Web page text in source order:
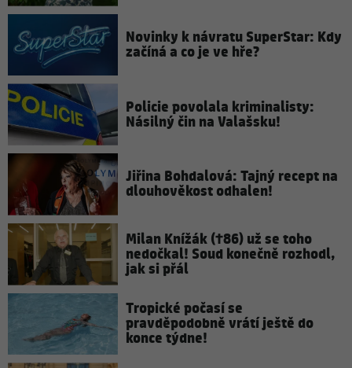
Novinky k návratu SuperStar: Kdy
začíná a co je ve hře?
Policie povolala kriminalisty:
Násilný čin na Valašsku!
Jiřina Bohdalová: Tajný recept na
dlouhověkost odhalen!
Milan Knížák (†86) už se toho
nedočkal! Soud konečně rozhodl,
jak si přál
Tropické počasí se
pravděpodobně vrátí ještě do
konce týdne!